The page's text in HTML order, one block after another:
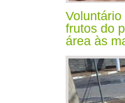
frutos do
área às